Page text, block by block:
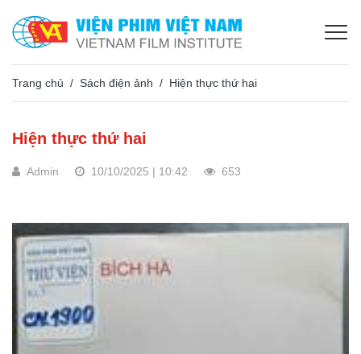
Trang chủ Sách điện ảnh Hiện thực thứ hai
Hiện thực thứ hai
Admin 10/10/2025 | 10:42 653